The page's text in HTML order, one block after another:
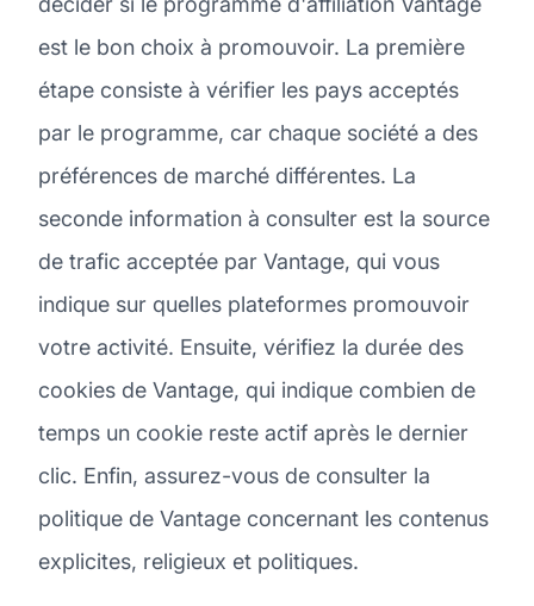
est le bon choix à promouvoir. La première
étape consiste à vérifier les pays acceptés
par le programme, car chaque société a des
préférences de marché différentes. La
seconde information à consulter est la source
de trafic acceptée par Vantage, qui vous
indique sur quelles plateformes promouvoir
votre activité. Ensuite, vérifiez la durée des
cookies de Vantage, qui indique combien de
temps un cookie reste actif après le dernier
clic. Enfin, assurez-vous de consulter la
politique de Vantage concernant les contenus
explicites, religieux et politiques.